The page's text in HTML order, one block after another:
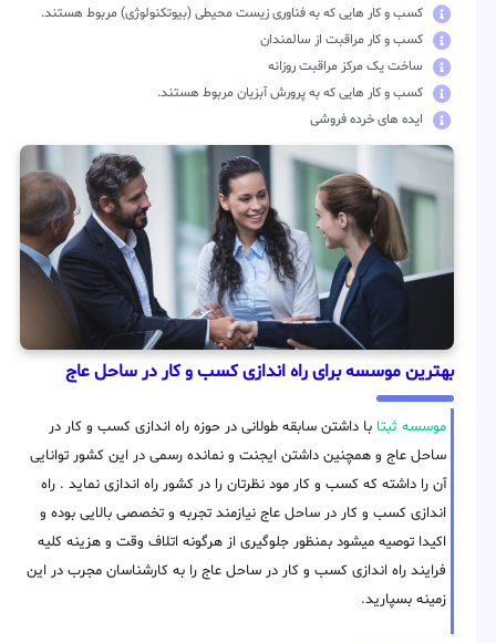
کسب و کار هایی که به فناوری زیست محیطی (بیوتکنولوژی) مربوط هستند.
کسب و کار مراقبت از سالمندان
ساخت یک مرکز مراقبت روزانه
کسب و کار هایی که به پرورش آبزیان مربوط هستند.
ایده های خرده فروشی
بهترین موسسه برای راه اندازی کسب و کار در ساحل عاج
موسسه ثبتابا داشتن سابقه طولانی در حوزه راه اندازی کسب و کار در
ساحل عاج و همچنین داشتن ایجنت و نمانده رسمی در این کشور توانایی
آن را داشته که کسب و کار مود نظرتان را در کشور راه اندازی نماید . راه
اندازی کسب و کار در ساحل عاج نیازمند تجربه و تخصصی بالایی بوده و
اکیدا توصیه میشود بمنظور جلوگیری از هرگونه اتلاف وقت و هزینه کلیه
فرایند راه اندازی کسب و کار در ساحل عاج را به کارشناسان مجرب در این
زمینه بسپارید.